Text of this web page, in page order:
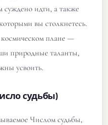
суждено идти, а также
вы столкнетесь.
плане —
природные таланты,
усвоить.
судьбы)
Числом судьбы,